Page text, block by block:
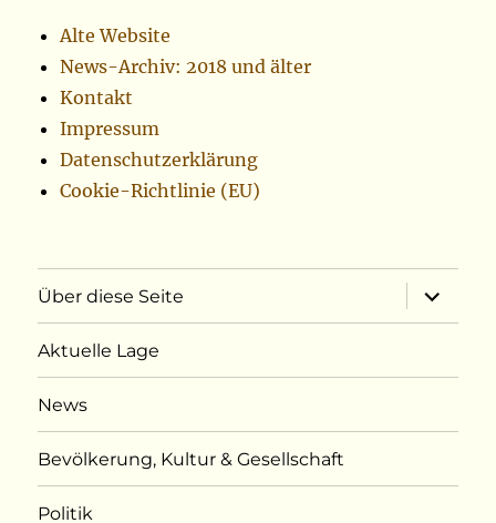
Alte Website
News-Archiv: 2018 und älter
Kontakt
Impressum
Datenschutzerklärung
Cookie-Richtlinie (EU)
Über diese Seite
öffnen
Aktuelle Lage
News
Bevölkerung, Kultur & Gesellschaft
Politik